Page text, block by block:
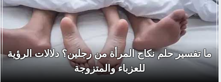
ما تفسير حلم نكاح المرأة من رجلين؟ دلالات الرؤية
للعزباء والمتزوجة